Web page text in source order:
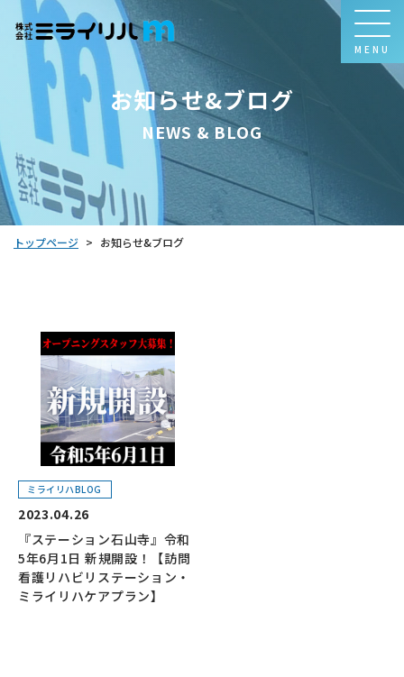
MENU
お知らせ&ブログ
NEWS & BLOG
トップページ > お知らせ&ブログ
ミライリハBLOG
2023.04.26
『ステーション石山寺』令和
5年6月1日 新規開設！【訪問
看護リハビリステーション・
ミライリハケアプラン】